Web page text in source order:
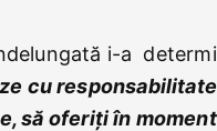
i-a
cu
să oferiți în